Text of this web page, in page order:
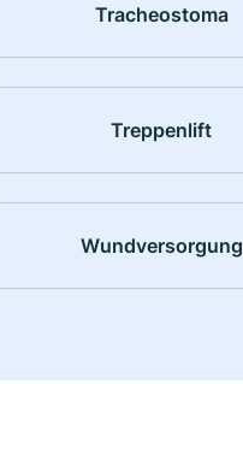
Tracheostoma
Treppenlift
Wundversorgung